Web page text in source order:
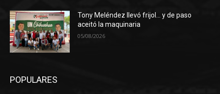
Tony Meléndez llevó frijol… y de paso
aceitó la maquinaria
05/08/2026
POPULARES